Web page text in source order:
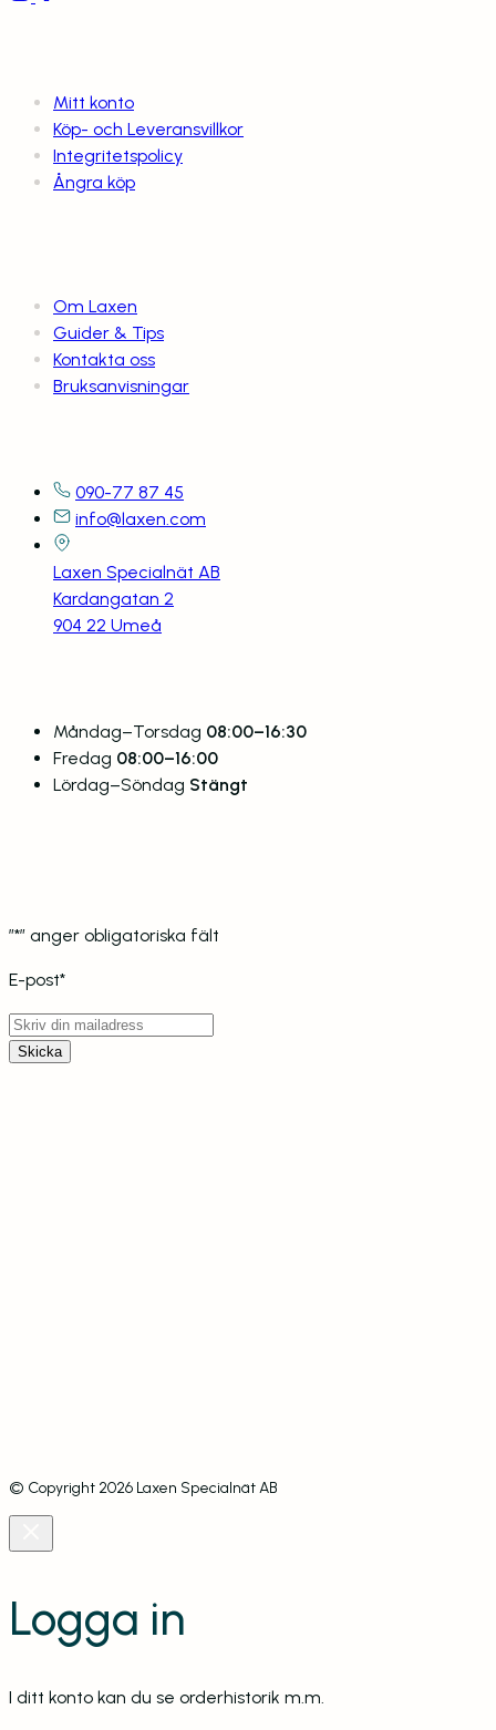
Mitt konto
Köp- och Leveransvillkor
Integritetspolicy
Ångra köp
Om Laxen
Guider & Tips
Kontakta oss
Bruksanvisningar
090-77 87 45
info@laxen.com
Laxen Specialnät AB
Kardangatan 2
904 22 Umeå
Måndag–Torsdag 08:00–16:30
Fredag 08:00–16:00
Lördag–Söndag Stängt
”*” anger obligatoriska fält
E-post*
© Copyright 2026 Laxen Specialnät AB
Logga in
I ditt konto kan du se orderhistorik m.m.